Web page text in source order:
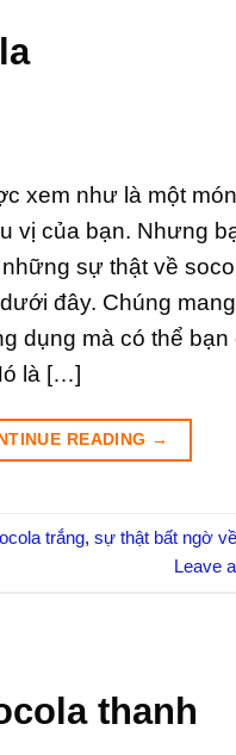
xem như là một
vị của bạn. Nhưng
sự thật về
đây. Chúng
dụng mà có thể
là […]
READING →
trắng, sự thật bất ngờ
Leave
thanh